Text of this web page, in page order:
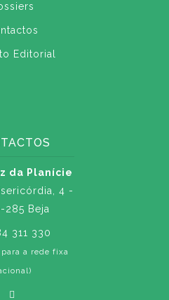
Editorial
da Planície
4 -
285 Beja
311 330
para a rede fixa